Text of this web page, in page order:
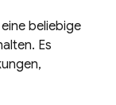
beliebige
Es